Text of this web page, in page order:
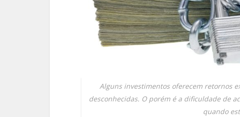
Alguns investimentos oferecem retornos
desconhecidas. O porém é a dificuldade de
quando